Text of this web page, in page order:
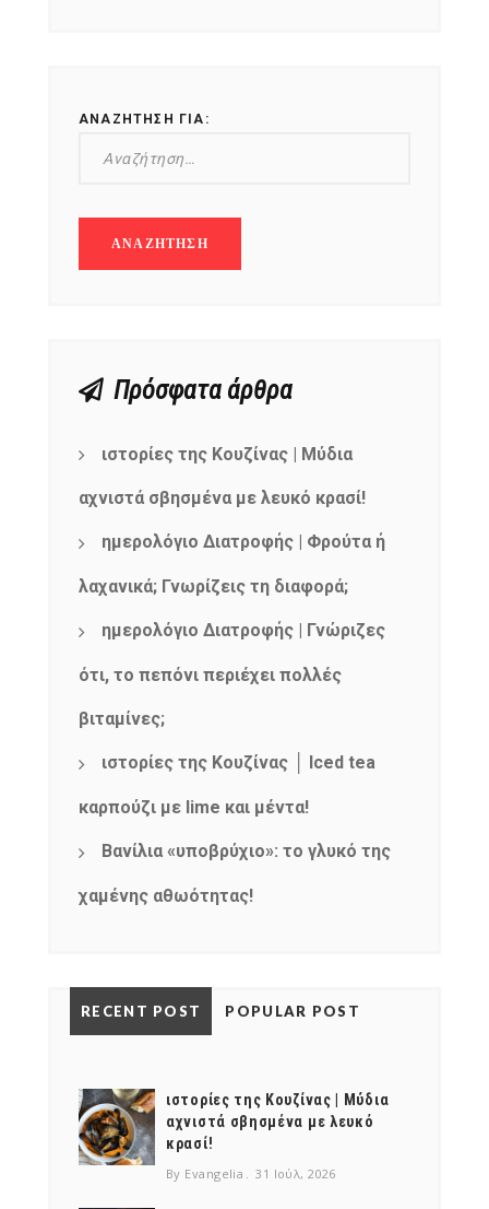
ΑΝΑΖΉΤΗΣΗ ΓΙΑ:
Πρόσφατα άρθρα
ιστορίες της Κουζίνας | Μύδια
αχνιστά σβησμένα με λευκό κρασί!
ημερολόγιο Διατροφής | Φρούτα ή
λαχανικά; Γνωρίζεις τη διαφορά;
ημερολόγιο Διατροφής | Γνώριζες
ότι, το πεπόνι περιέχει πολλές
βιταμίνες;
ιστορίες της Κουζίνας │ Iced tea
καρπούζι με lime και μέντα!
Βανίλια «υποβρύχιο»: το γλυκό της
χαμένης αθωότητας!
RECENT POST POPULAR POST
ιστορίες της Κουζίνας | Μύδια
αχνιστά σβησμένα με λευκό
κρασί!
By Evangelia 31 Ιούλ, 2026